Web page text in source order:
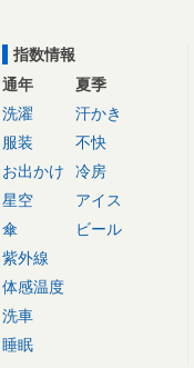
指数情報
通年
洗濯
服装
お出かけ
星空
傘
紫外線
体感温度
洗車
睡眠
夏季
汗かき
不快
冷房
アイス
ビール